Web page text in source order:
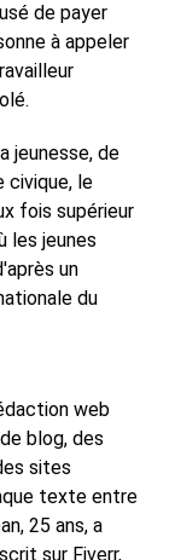
de payer
à appeler
jeunesse, de
civique, le
fois supérieur
les jeunes
un
du
web
blog, des
sites
texte entre
25 ans, a
sur Fiverr,